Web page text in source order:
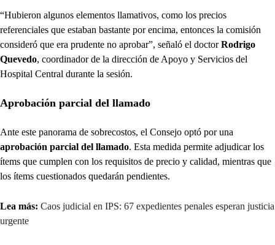
“Hubieron algunos elementos llamativos, como los precios
referenciales que estaban bastante por encima, entonces la comisión
consideró que era prudente no aprobar”, señaló el doctorRodrigo
Quevedo, coordinador de la dirección de Apoyo y Servicios del
Hospital Central durante la sesión.
Aprobación parcial del llamado
Ante este panorama de sobrecostos, el Consejo optó por una
aprobación parcial del llamado. Esta medida permite adjudicar los
ítems que cumplen con los requisitos de precio y calidad, mientras que
los ítems cuestionados quedarán pendientes.
Lea más: Caos judicial en IPS: 67 expedientes penales esperan justicia
urgente